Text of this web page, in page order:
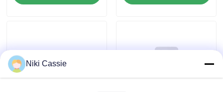
สถานีไฟฟ้าพลังงานแสงอาทิตย์แบบพกพา
Niki Cassie